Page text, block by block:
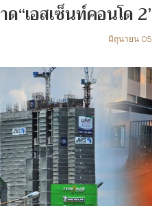
ด“เอสเซ็นท์คอนโด
มิถุนายน